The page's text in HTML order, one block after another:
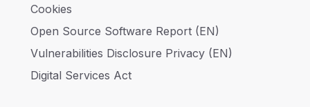
Cookies
Open Source Software Report (EN)
Vulnerabilities Disclosure Privacy (EN)
Digital Services Act